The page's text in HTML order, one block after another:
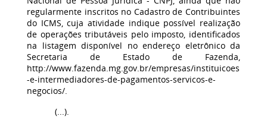
regularmente inscritos no Cadastro de Contribuintes
do ICMS, cuja atividade indique possível realização
de operações tributáveis pelo imposto, identificados
na listagem disponível no endereço eletrônico da
Secretaria de Estado de Fazenda,
http://www.fazenda.mg.gov.br/empresas/instituicoes
-e-intermediadores-de-pagamentos-servicos-e-
negocios/.
(...).